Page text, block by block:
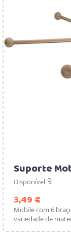
Suporte
Disponível 9
3,49 €
Mobile com 6
variedade de